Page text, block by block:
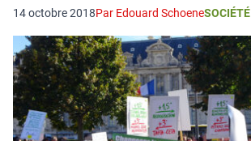
14 octobre 2018Par Edouard SchoeneSOCIÉTÉ